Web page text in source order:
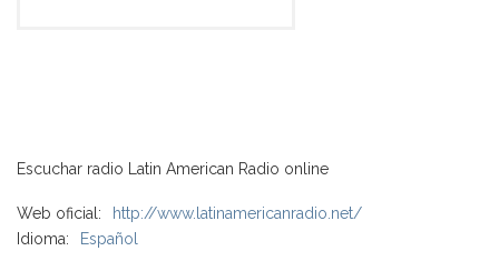
Escuchar radio Latin American Radio online
Web oficial:
http://www.latinamericanradio.net/
Idioma:
Español